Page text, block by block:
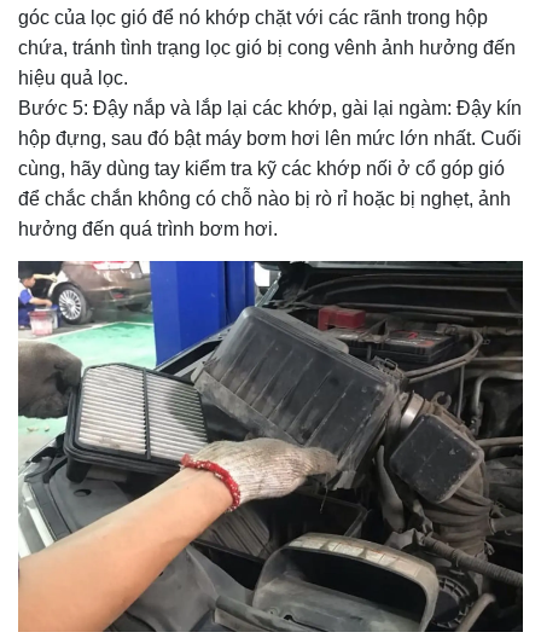
góc của lọc gió để nó khớp chặt với các rãnh trong hộp
chứa, tránh tình trạng lọc gió bị cong vênh ảnh hưởng đến
hiệu quả lọc.
Bước 5: Đậy nắp và lắp lại các khớp, gài lại ngàm: Đậy kín
hộp đựng, sau đó bật máy bơm hơi lên mức lớn nhất. Cuối
cùng, hãy dùng tay kiểm tra kỹ các khớp nối ở cổ góp gió
để chắc chắn không có chỗ nào bị rò rỉ hoặc bị nghẹt, ảnh
hưởng đến quá trình bơm hơi.